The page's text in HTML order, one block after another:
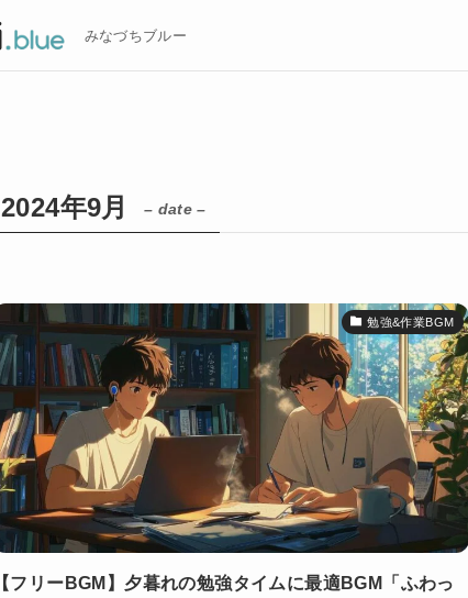
みなづちブルー
2024年9月 – date –
勉強&作業BGM
【フリーBGM】夕暮れの勉強タイムに最適BGM「ふわっ